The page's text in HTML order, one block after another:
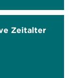
Zeitalter